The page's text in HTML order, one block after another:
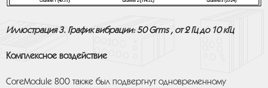
Иллюстрация 3. График вибрации: 50 Grms , от 2 Гц до 10 кГц
Комплексное воздействие
CoreModule 800 также был подвергнут одновременному